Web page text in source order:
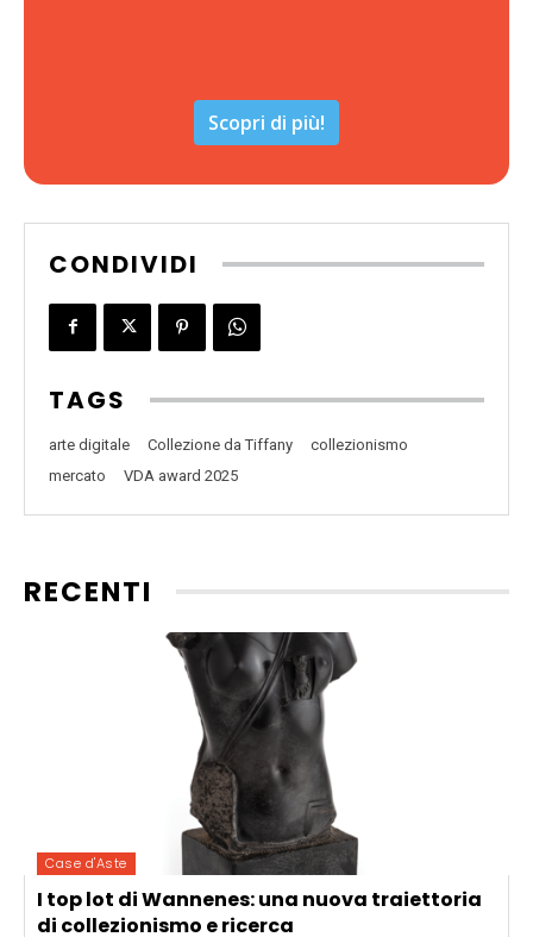
Scopri di più!
CONDIVIDI
TAGS
arte digitale Collezione da Tiffany
collezionismo
mercato
VDA award 2025
RECENTI
Case d'Aste
I top lot di Wannenes: una nuova traiettoria
di collezionismo e ricerca